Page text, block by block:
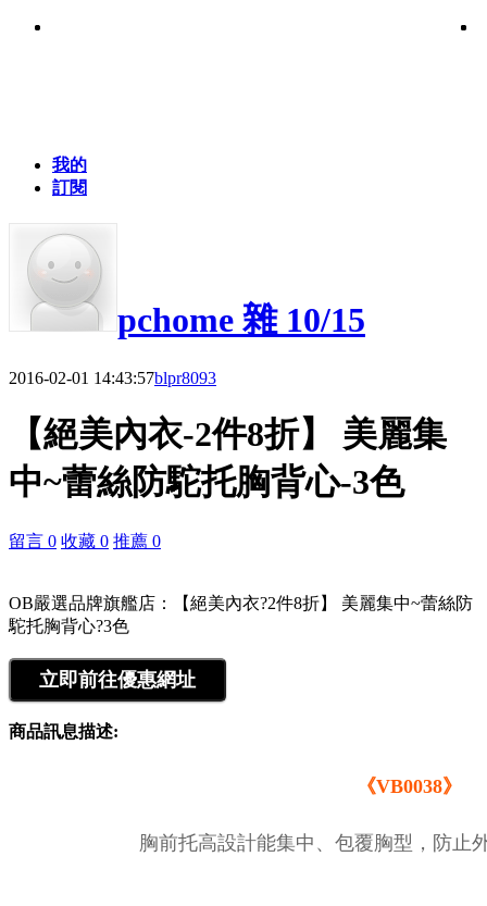
我的
訂閱
pchome 雜 10/15
2016-02-01 14:43:57blpr8093
【絕美內衣-2件8折】 美麗集
中~蕾絲防駝托胸背心-3色
留言 0 收藏 0 推薦 0
OB嚴選品牌旗艦店：【絕美內衣?2件8折】 美麗集中~蕾絲防
駝托胸背心?3色
商品訊息描述:
《VB0038》
胸前托高設計能集中、包覆胸型，防止